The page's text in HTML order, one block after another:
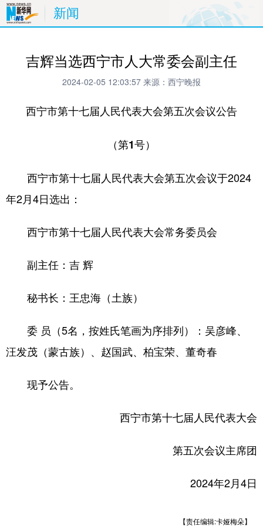
新闻
吉辉当选西宁市人大常委会副主任
2024-02-05 12:03:57 来源：西宁晚报
西宁市第十七届人民代表大会第五次会议公告
（第1号）
西宁市第十七届人民代表大会第五次会议于2024
年2月4日选出：
西宁市第十七届人民代表大会常务委员会
副主任：吉 辉
秘书长：王忠海（土族）
委 员（5名，按姓氏笔画为序排列）：吴彦峰、
汪发茂（蒙古族）、赵国武、柏宝荣、董奇春
现予公告。
西宁市第十七届人民代表大会
第五次会议主席团
2024年2月4日
【责任编辑:卡娅梅朵】